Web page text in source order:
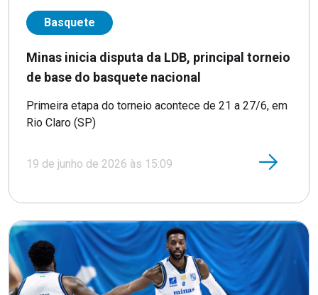
Basquete
Minas inicia disputa da LDB, principal torneio
de base do basquete nacional
Primeira etapa do torneio acontece de 21 a 27/6, em
Rio Claro (SP)
19 de junho de 2026 às 15:09